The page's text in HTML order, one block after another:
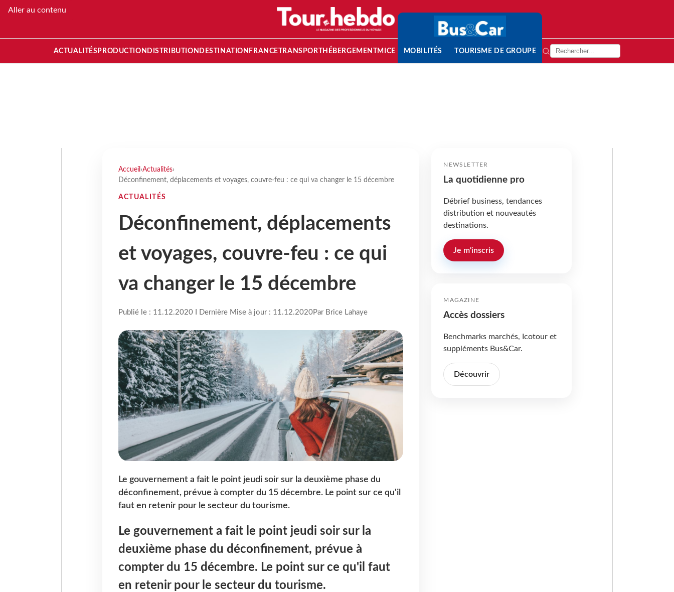
Aller au contenu
ACTUALITÉS PRODUCTION DISTRIBUTION DESTINATION FRANCETRANSPORT HÉBERGEMENTMICE MOBILITÉS TOURISME DE GROUPE
Accueil ›Actualités›
Déconfinement, déplacements et voyages, couvre-feu : ce qui va changer le 15 décembre
ACTUALITÉS
Déconfinement, déplacements
et voyages, couvre-feu : ce qui
va changer le 15 décembre
Publié le : 11.12.2020 I Dernière Mise à jour : 11.12.2020Par Brice Lahaye
Le gouvernement a fait le point jeudi soir sur la deuxième phase du
déconfinement, prévue à compter du 15 décembre. Le point sur ce qu'il
faut en retenir pour le secteur du tourisme.
Le gouvernement a fait le point jeudi soir sur la
deuxième phase du déconfinement, prévue à
compter du 15 décembre. Le point sur ce qu'il faut
en retenir pour le secteur du tourisme.
NEWSLETTER
La quotidienne pro
Débrief business, tendances
distribution et nouveautés
destinations.
Je m'inscris
MAGAZINE
Accès dossiers
Benchmarks marchés, Icotour et
suppléments Bus&Car.
Découvrir